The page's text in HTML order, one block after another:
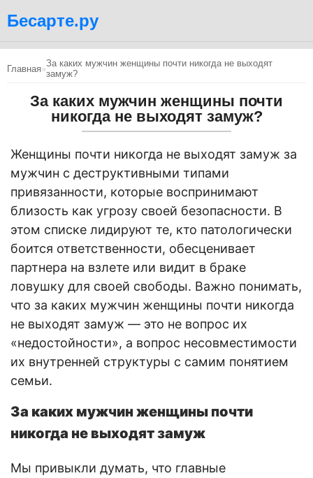
Бесарте.ру
Главная»За каких мужчин женщины почти никогда не выходят
замуж?
За каких мужчин женщины почти
никогда не выходят замуж?
Женщины почти никогда не выходят замуж за
мужчин с деструктивными типами
привязанности, которые воспринимают
близость как угрозу своей безопасности. В
этом списке лидируют те, кто патологически
боится ответственности, обесценивает
партнера на взлете или видит в браке
ловушку для своей свободы. Важно понимать,
что за каких мужчин женщины почти никогда
не выходят замуж — это не вопрос их
«недостойности», а вопрос несовместимости
их внутренней структуры с самим понятием
семьи.
За каких мужчин женщины почти
никогда не выходят замуж
Мы привыкли думать, что главные